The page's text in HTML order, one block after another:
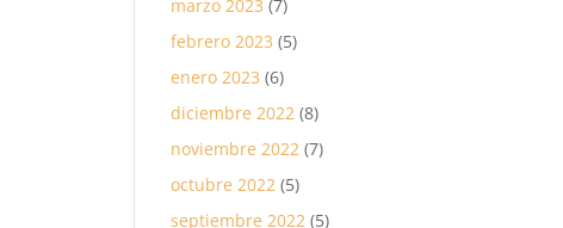
marzo 2023 (7)
febrero 2023 (5)
enero 2023 (6)
diciembre 2022 (8)
noviembre 2022 (7)
octubre 2022 (5)
septiembre 2022 (5)